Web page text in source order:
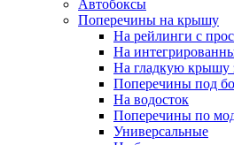
Автобоксы
Поперечины на крышу
На рейлинги с
На
На гладкую крышу
Поперечины под
На водосток
Поперечины по
Универсальные